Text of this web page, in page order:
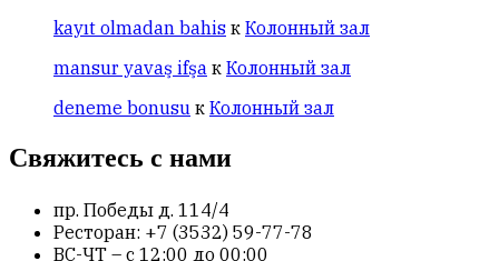
kayıt olmadan bahis к Колонный зал
mansur yavaş ifşa к Колонный зал
deneme bonusu к Колонный зал
Свяжитесь с нами
пр. Победы д. 114/4
Ресторан: +7 (3532) 59-77-78
ВС-ЧТ – с 12:00 до 00:00